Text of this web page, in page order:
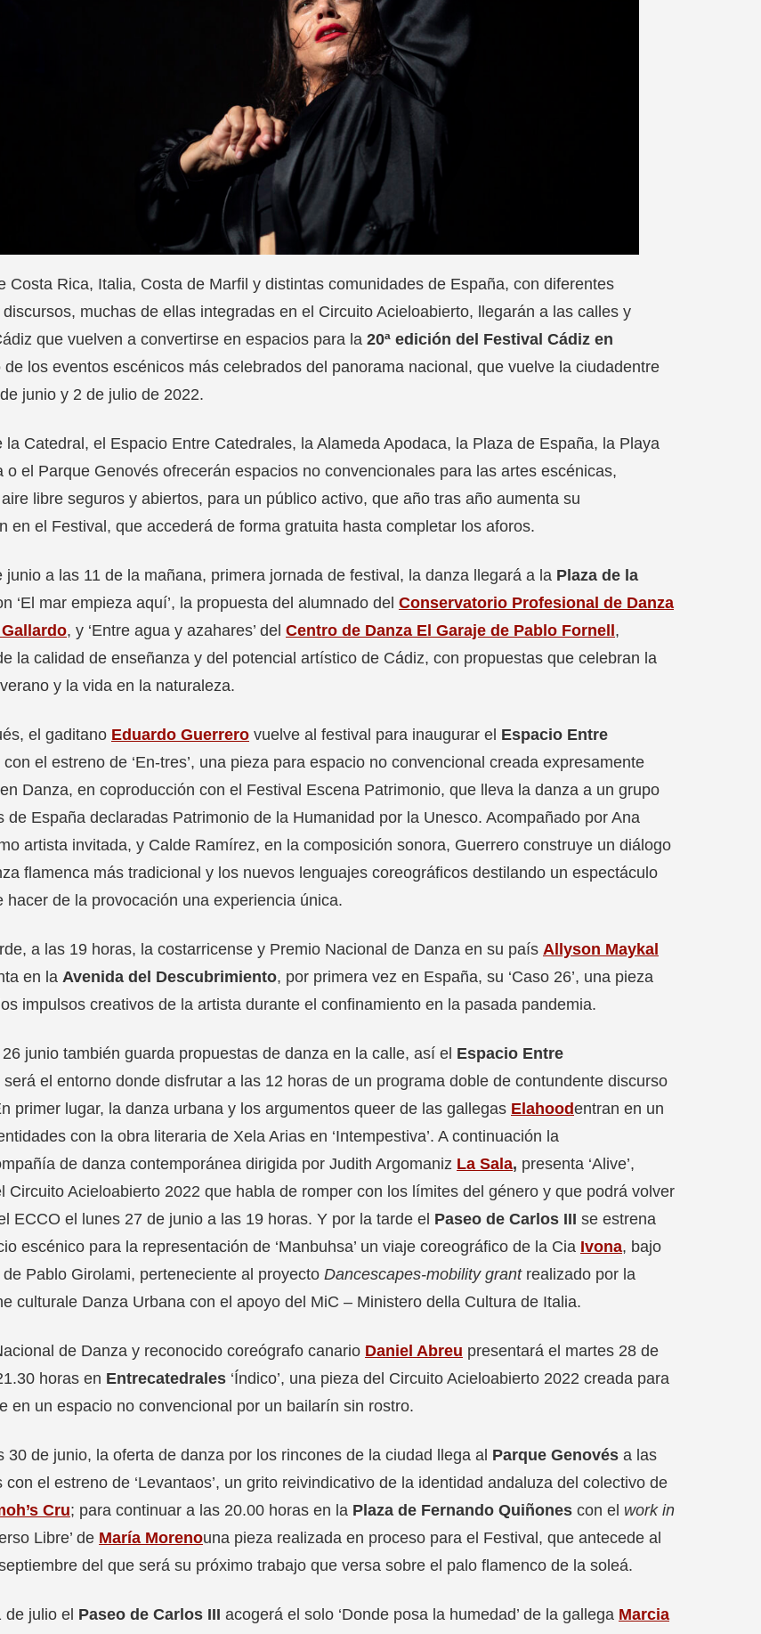
Costa Rica, Italia, Costa de Marfil y distintas comunidades de España, con diferentes
discursos, muchas de ellas integradas en el Circuito Acieloabierto, llegarán a las calles y
que vuelven a convertirse en espacios para la 20ª edición del Festival Cádiz en
de los eventos escénicos más celebrados del panorama nacional, que vuelve la ciudadentre
junio y 2 de julio de 2022.
la Catedral, el Espacio Entre Catedrales, la Alameda Apodaca, la Plaza de España, la Playa
o el Parque Genovés ofrecerán espacios no convencionales para las artes escénicas,
libre seguros y abiertos, para un público activo, que año tras año aumenta su
en el Festival, que accederá de forma gratuita hasta completar los aforos.
junio a las 11 de la mañana, primera jornada de festival, la danza llegará a la Plaza de la
‘El mar empieza aquí’, la propuesta del alumnado del Conservatorio Profesional de Danza
, y ‘Entre agua y azahares’ del Centro de Danza El Garaje de Pablo Fornell ,
la calidad de enseñanza y del potencial artístico de Cádiz, con propuestas que celebran la
verano y la vida en la naturaleza.
el gaditano Eduardo Guerrero vuelve al festival para inaugurar el Espacio Entre
con el estreno de ‘En-tres’, una pieza para espacio no convencional creada expresamente
Danza, en coproducción con el Festival Escena Patrimonio, que lleva la danza a un grupo
de España declaradas Patrimonio de la Humanidad por la Unesco. Acompañado por Ana
artista invitada, y Calde Ramírez, en la composición sonora, Guerrero construye un diálogo
flamenca más tradicional y los nuevos lenguajes coreográficos destilando un espectáculo
hacer de la provocación una experiencia única.
a las 19 horas, la costarricense y Premio Nacional de Danza en su país Allyson Maykal
en la Avenida del Descubrimiento, por primera vez en España, su ‘Caso 26’, una pieza
impulsos creativos de la artista durante el confinamiento en la pasada pandemia.
junio también guarda propuestas de danza en la calle, así el Espacio Entre
será el entorno donde disfrutar a las 12 horas de un programa doble de contundente discurso
primer lugar, la danza urbana y los argumentos queer de las gallegas Elahoodentran en un
con la obra literaria de Xela Arias en ‘Intempestiva’. A continuación la
de danza contemporánea dirigida por Judith Argomaniz La Sala, presenta ‘Alive’,
Circuito Acieloabierto 2022 que habla de romper con los límites del género y que podrá volver
ECCO el lunes 27 de junio a las 19 horas. Y por la tarde el Paseo de Carlos III se estrena
escénico para la representación de ‘Manbuhsa’ un viaje coreográfico de la Cia Ivona, bajo
de Pablo Girolami, perteneciente al proyecto Dancescapes-mobility grant realizado por la
culturale Danza Urbana con el apoyo del MiC – Ministero della Cultura de Italia.
de Danza y reconocido coreógrafo canario Daniel Abreu presentará el martes 28 de
horas en Entrecatedrales ‘Índico’, una pieza del Circuito Acieloabierto 2022 creada para
en un espacio no convencional por un bailarín sin rostro.
30 de junio, la oferta de danza por los rincones de la ciudad llega al Parque Genovés a las
con el estreno de ‘Levantaos’, un grito reivindicativo de la identidad andaluza del colectivo de
Cru; para continuar a las 20.00 horas en la Plaza de Fernando Quiñones con el work in
Libre’ de María Morenouna pieza realizada en proceso para el Festival, que antecede al
del que será su próximo trabajo que versa sobre el palo flamenco de la soleá.
de julio el Paseo de Carlos III acogerá el solo ‘Donde posa la humedad’ de la gallega Marcia